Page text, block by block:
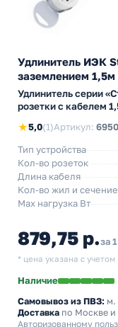
Удлинитель ИЭК
заземлением
Удлинитель серии
розетки с кабелем
★5,0(1)Артикул:
Тип устройства
Кол-во розеток
Длина кабеля
Кол-во жил и
Max нагрузка Вт
879,75 р.за
* цена указана с
Наличие
Самовывоз из ПВЗ: м.
Доставка по Москве и
Авторизованному